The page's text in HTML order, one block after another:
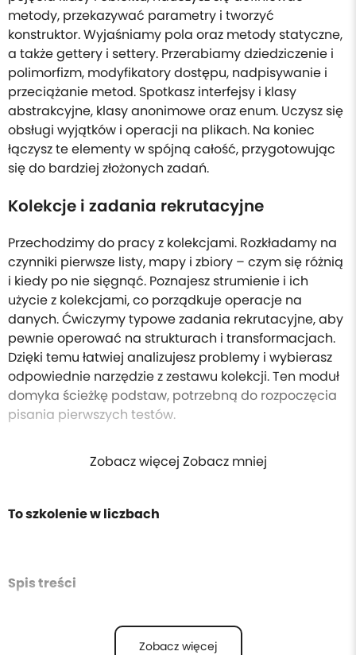
metody, przekazywać parametry i tworzyć
konstruktor. Wyjaśniamy pola oraz metody statyczne,
a także gettery i settery. Przerabiamy dziedziczenie i
polimorfizm, modyfikatory dostępu, nadpisywanie i
przeciążanie metod. Spotkasz interfejsy i klasy
abstrakcyjne, klasy anonimowe oraz enum. Uczysz się
obsługi wyjątków i operacji na plikach. Na koniec
łączysz te elementy w spójną całość, przygotowując
się do bardziej złożonych zadań.
Kolekcje i zadania rekrutacyjne
Przechodzimy do pracy z kolekcjami. Rozkładamy na
czynniki pierwsze listy, mapy i zbiory – czym się różnią
i kiedy po nie sięgnąć. Poznajesz strumienie i ich
użycie z kolekcjami, co porządkuje operacje na
danych. Ćwiczymy typowe zadania rekrutacyjne, aby
pewnie operować na strukturach i transformacjach.
Dzięki temu łatwiej analizujesz problemy i wybierasz
odpowiednie narzędzie z zestawu kolekcji. Ten moduł
domyka ścieżkę podstaw, potrzebną do rozpoczęcia
pisania pierwszych testów.
Zobacz więcej Zobacz mniej
To szkolenie w liczbach
Spis treści
Zobacz więcej